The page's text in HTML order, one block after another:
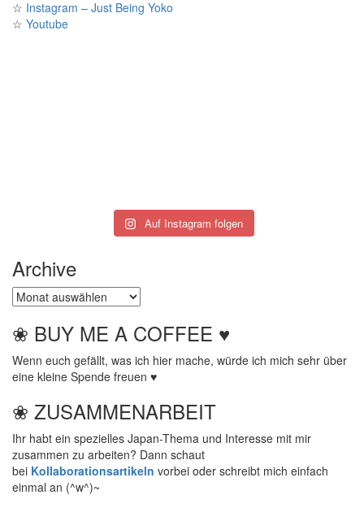
☆ Instagram – Just Being Yoko
☆ Youtube
Auf Instagram folgen
Archive
Archive
❀ BUY ME A COFFEE ♥
Wenn euch gefällt, was ich hier mache, würde ich mich sehr über
eine kleine Spende freuen ♥
❀ ZUSAMMENARBEIT
Ihr habt ein spezielles Japan-Thema und Interesse mit mir
zusammen zu arbeiten? Dann schaut
bei Kollaborationsartikeln vorbei oder schreibt mich einfach
einmal an (^w^)~